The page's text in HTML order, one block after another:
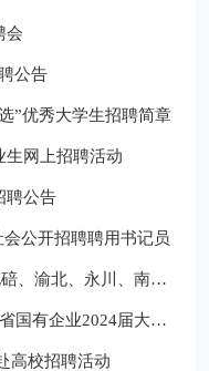
会
公告
”优秀大学生招聘简章
生网上招聘活动
聘公告
公开招聘聘用书记员
公招498人→ 江北、九龙坡、北碚、渝北、永川、南川、石柱、重庆高新区
“国企荣耀 成就梦想” —— 四川省国有企业2024届大型校园招聘会
高校招聘活动